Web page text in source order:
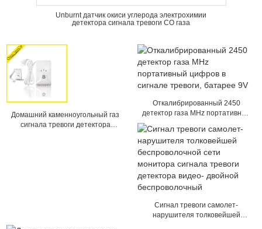
Unburnt датчик окиси углерода электрохимии
детектора сигнала тревоги CO газа
Домашний каменноугольный газ
сигнала тревоги детектора
Откалибрированный 2450
детектор газа MHz портативный
батарее 9V
Сигнал тревоги самолет-
нарушителя толковейшей